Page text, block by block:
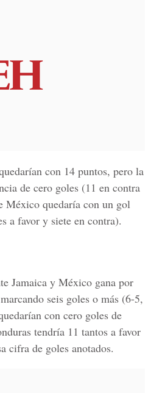
con 14 puntos, pero la
de cero goles (11 en contra
México quedaría con un gol
a favor y siete en contra).
Jamaica y México gana por
seis goles o más (6-5,
con cero goles de
tendría 11 tantos a favor
cifra de goles anotados.